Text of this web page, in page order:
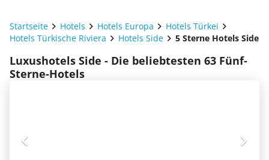
Startseite Hotels Hotels Europa
Hotels Türkei
Hotels Türkische Riviera
Hotels Side 5 Sterne Hotels Side
Luxushotels Side - Die beliebtesten 63 Fünf-
Sterne-Hotels